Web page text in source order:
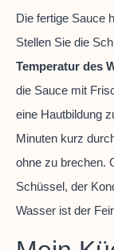
Die fertige Sauce
Stellen Sie die
Temperatur des
die Sauce mit
eine Hautbildung
Minuten kurz
ohne zu brechen.
Schüssel, der
Wasser ist der